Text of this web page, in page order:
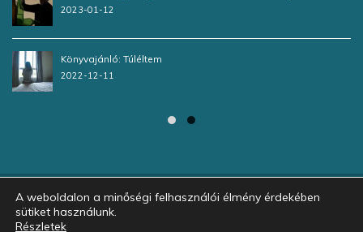
2023-01-12
Könyvajánló: Túléltem
2022-12-11
A weboldalon a minőségi felhasználói élmény érdekében
sütiket használunk.
Részletek